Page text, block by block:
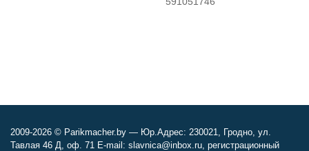
2009-2026 © Parikmacher.by — Юр.Адрес: 230021, Гродно, ул.
Тавлая 46 Д, оф. 71 E-mail: slavnica@inbox.ru, регистрационный